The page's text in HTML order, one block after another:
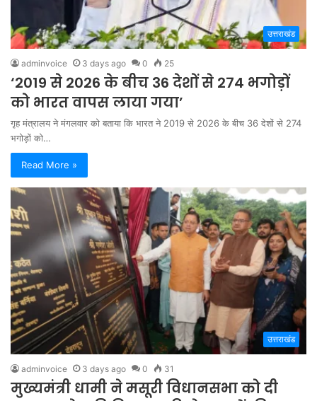
उत्तराखंड
adminvoice 3 days ago 0 25
‘2019 से 2026 के बीच 36 देशों से 274 भगोड़ों
को भारत वापस लाया गया’
गृह मंत्रालय ने मंगलवार को बताया कि भारत ने 2019 से 2026 के बीच 36 देशों से 274
भगोड़ों को…
Read More »
उत्तराखंड
adminvoice 3 days ago 0 31
मुख्यमंत्री धामी ने मसूरी विधानसभा को दी